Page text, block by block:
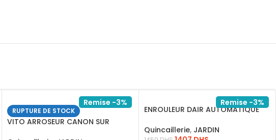
Remise -3%
RUPTURE DE STOCK
VITO ARROSEUR CANON SUR
Remise -3%
ENROULEUR DAIR AUTOMATIQUE
Quincaillerie, JARDIN